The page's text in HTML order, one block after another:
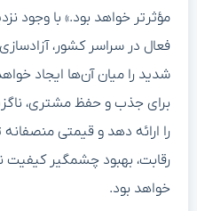
فعال در سراسر کشور،
شدید را میان آن‌ها ایجاد
برای جذب و حفظ مشتری،
را ارائه دهد و قیمتی
رقابت، بهبود چشمگیر کیفیت
خواهد بود.